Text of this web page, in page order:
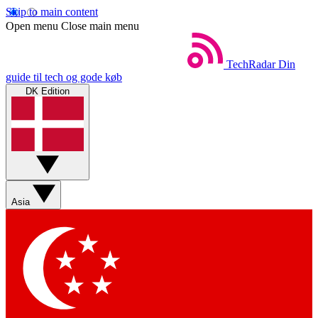
Skip to main content
Open menu Close main menu
TechRadar Din
guide til tech og gode køb
DK Edition
Asia